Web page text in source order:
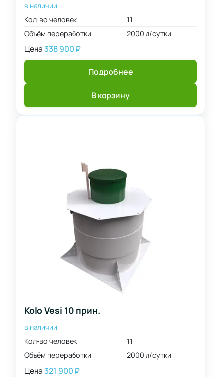
в наличии
Кол-во человек
11
Объём переработки
2000 л/сутки
Цена 338 900 ₽
Подробнее
В корзину
Kolo Vesi 10 прин.
в наличии
Кол-во человек
11
Объём переработки
2000 л/сутки
Цена 321 900 ₽